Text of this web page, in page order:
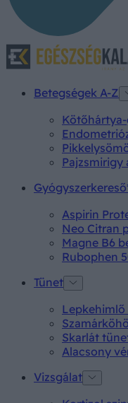
Betegségek A-Z
Pajzsmirigy
Aspirin
Neo Citran
Magne B6
Rubophen
Tünet
Skarlát
Alacsony
Vizsgálat